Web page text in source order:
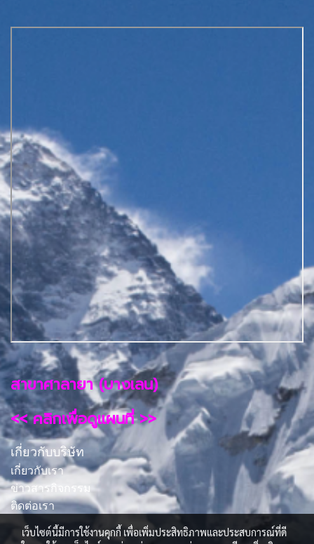
สาขาศาลายา (บางเลน)
<< คลิกเพื่อดูแผนที่ >>
เกี่ยวกับบริษัท
เกี่ยวกับเรา
ข่าวสารกิจกรรม
ติดต่อเรา
เว็บไซต์นี้มีการใช้งานคุกกี้ เพื่อเพิ่มประสิทธิภาพและประสบการณ์ที่ดี